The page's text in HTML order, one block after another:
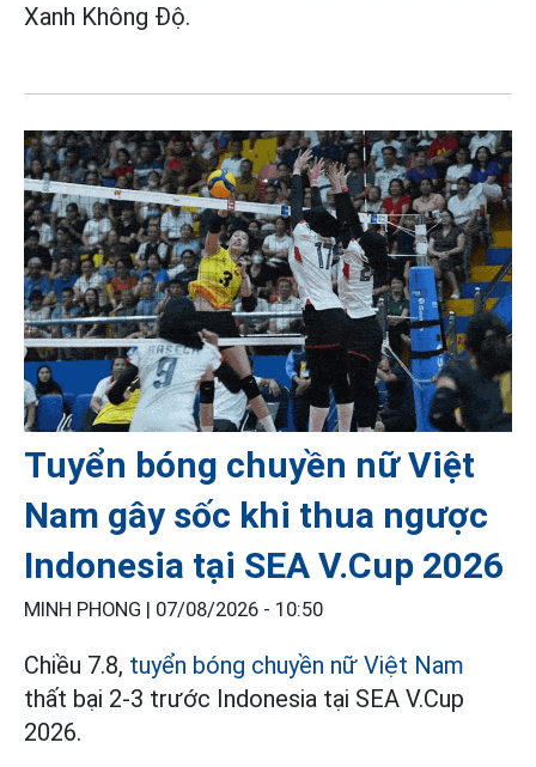
Xanh Không Độ.
Tuyển bóng chuyền nữ Việt
Nam gây sốc khi thua ngược
Indonesia tại SEA V.Cup 2026
MINH PHONG | 07/08/2026 - 10:50
Chiều 7.8, tuyển bóng chuyền nữ Việt Nam
thất bại 2-3 trước Indonesia tại SEA V.Cup
2026.